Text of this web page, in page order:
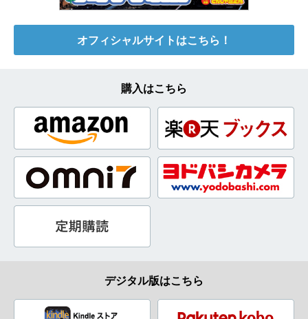
オフィシャルサイトはこちら！
購入はこちら
デジタル版はこちら